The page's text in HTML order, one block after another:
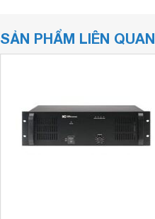
SẢN PHẨM LIÊN QUAN